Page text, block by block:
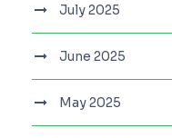
July 2025
June 2025
May 2025